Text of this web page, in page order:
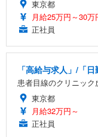
東京都
月給25万円～30万
正社員
「高給与求人」/「
患者目線のクリニッ
東京都
月給32万円～
正社員